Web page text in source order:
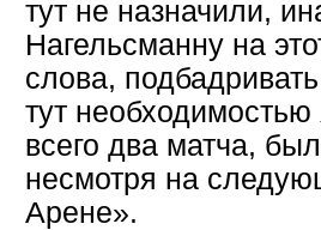
тут не назначили,
Нагельсманну на
слова,
тут
всего два матча,
несмотря на
Арене».